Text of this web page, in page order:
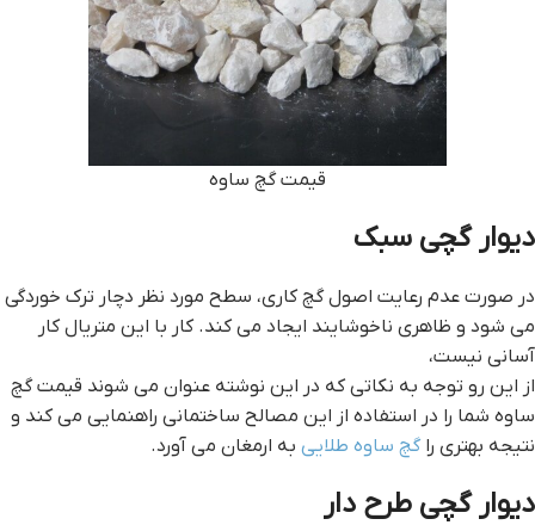
قيمت گچ ساوه
ديوار گچي سبک
در صورت عدم رعایت اصول گچ کاری، سطح مورد نظر دچار ترک خوردگی
می شود و ظاهری ناخوشایند ایجاد می کند. کار با این متریال کار
آسانی نیست،
از این رو توجه به نکاتی که در این نوشته عنوان می شوند قيمت گچ
ساوه شما را در استفاده از این مصالح ساختمانی راهنمایی می کند و
نتیجه بهتری راگچ ساوه طلایی به ارمغان می آورد.
ديوار گچي طرح دار